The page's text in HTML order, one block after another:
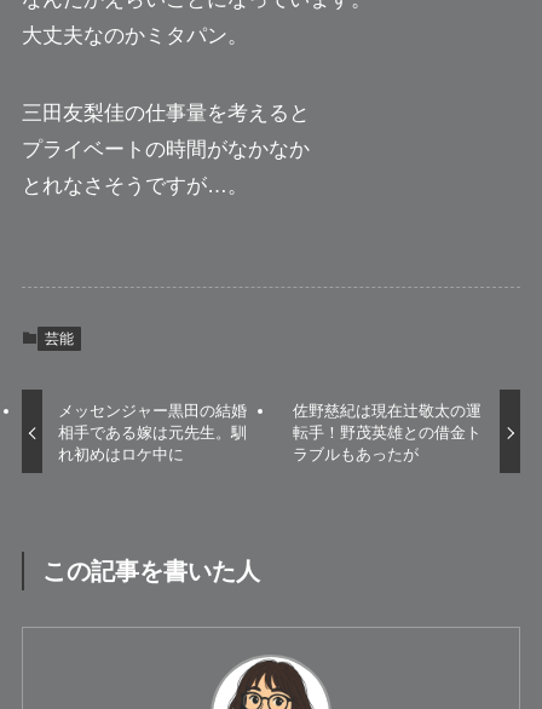
大丈夫なのかミタパン。
三田友梨佳の仕事量を考えると
プライベートの時間がなかなか
とれなさそうですが…。
芸能
メッセンジャー黒田の結婚
相手である嫁は元先生。馴
れ初めはロケ中に
佐野慈紀は現在辻敬太の運
転手！野茂英雄との借金ト
ラブルもあったが
この記事を書いた人